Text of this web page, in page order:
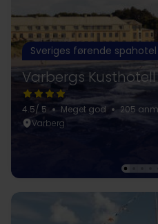
Sveriges førende spahotel
Varbergs Kusthotell
4.5/ 5 Meget god
205
Varberg